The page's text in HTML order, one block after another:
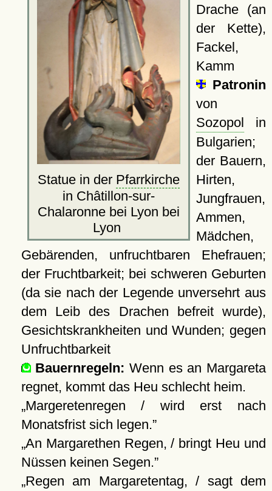
Statue in der Pfarrkirche
in Châtillon-sur-
Chalaronne bei Lyon bei
Lyon
Drache (an
der Kette),
Fackel,
Kamm
Patronin
von
Sozopol in
Bulgarien;
der Bauern,
Hirten,
Jungfrauen,
Ammen,
Mädchen,
Gebärenden, unfruchtbaren Ehefrauen;
der Fruchtbarkeit; bei schweren Geburten
(da sie nach der Legende unversehrt aus
dem Leib des Drachen befreit wurde),
Gesichtskrankheiten und Wunden; gegen
Unfruchtbarkeit
Bauernregeln: Wenn es an Margareta
regnet, kommt das Heu schlecht heim.
Margeretenregen / wird erst nach
Monatsfrist sich legen.
An Margarethen Regen, / bringt Heu und
Nüssen keinen Segen.
Regen am Margaretentag, / sagt dem